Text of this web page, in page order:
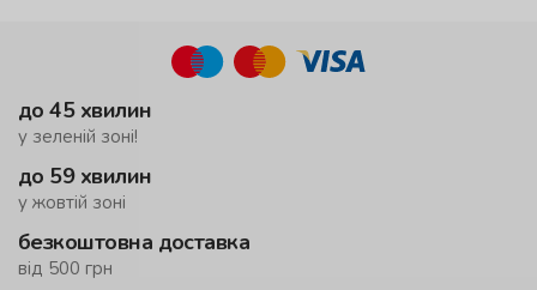
до 45 хвилин
у зеленій зоні!
до 59 хвилин
у жовтій зоні
безкоштовна доставка
від 500 грн